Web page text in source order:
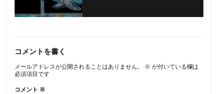
コメントを書く
メールアドレスが公開されることはありません。 ※ が付いている欄は
必須項目です
コメント ※